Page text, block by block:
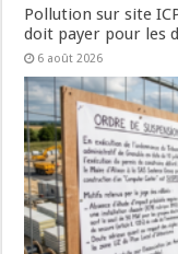
Pollution sur site
doit payer pour les
6 août 2026